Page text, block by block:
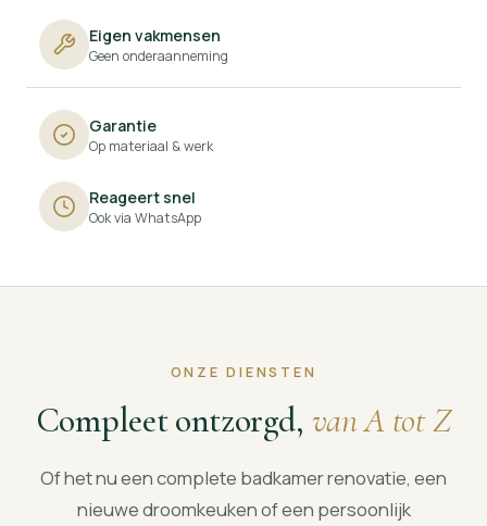
Eigen vakmensen
Geen onderaanneming
Garantie
Op materiaal & werk
Reageert snel
Ook via WhatsApp
ONZE DIENSTEN
Compleet ontzorgd, van A tot Z
Of het nu een complete badkamer renovatie, een
nieuwe droomkeuken of een persoonlijk